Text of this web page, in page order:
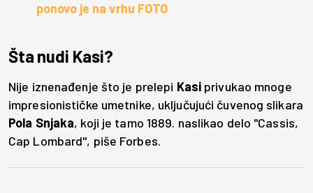
ponovo je na vrhu FOTO
Šta nudi Kasi?
Nije iznenađenje što je prelepi Kasi privukao mnoge
impresionističke umetnike, uključujući čuvenog slikara
Pola Snjaka, koji je tamo 1889. naslikao delo "Cassis,
Cap Lombard", piše Forbes.